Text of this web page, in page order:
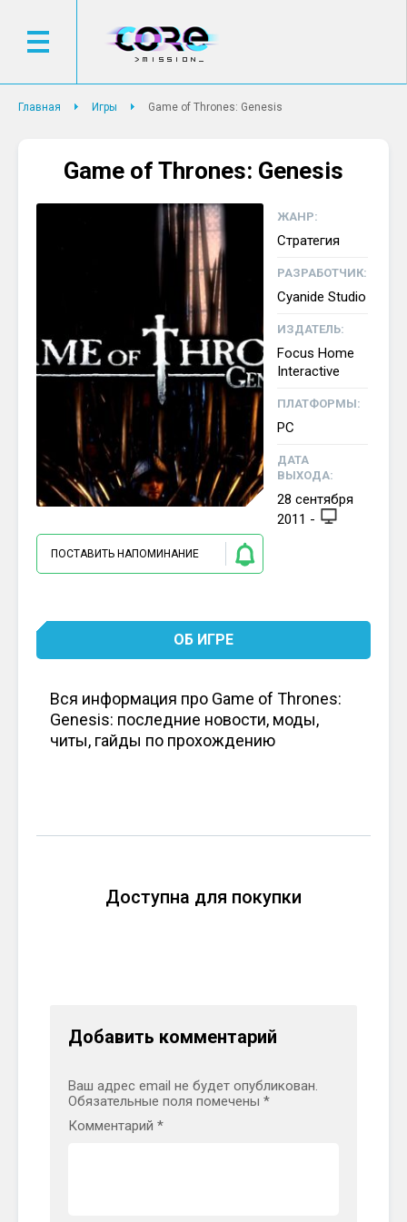
Главная Игры Game of Thrones: Genesis
Game of Thrones: Genesis
ПОСТАВИТЬ НАПОМИНАНИЕ
ЖАНР:
Стратегия
РАЗРАБОТЧИК:
Cyanide Studio
ИЗДАТЕЛЬ:
Focus Home
Interactive
ПЛАТФОРМЫ:
PC
ДАТА
ВЫХОДА:
28 сентября
2011 -
ОБ ИГРЕ
Вся информация про Game of Thrones:
Genesis: последние новости, моды,
читы, гайды по прохождению
Доступна для покупки
Добавить комментарий
Ваш адрес email не будет опубликован.
Обязательные поля помечены *
Комментарий *